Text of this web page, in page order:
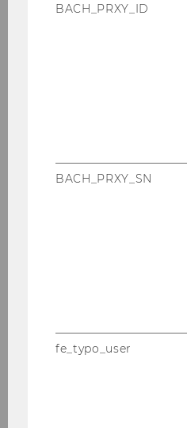
BACH_PRXY_ID
BACH_PRXY_SN
fe_typo_user